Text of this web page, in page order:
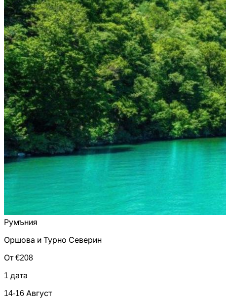
Румъния
Оршова и Турно Северин
От €208
1 дата
14-16 Август